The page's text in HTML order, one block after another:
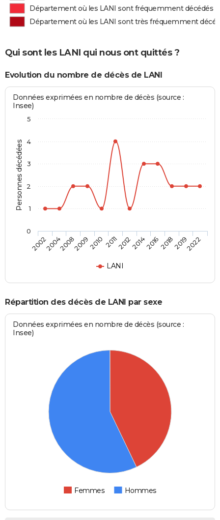
Département où les LANI sont fréquemment décédés
Département où les LANI sont très fréquemment
Qui sont les LANI qui nous ont quittés ?
Evolution du nombre de décès de LANI
Personnes décédées
Données exprimées en nombre de décès (source :
Insee)
LANI
20022004200820092010 2011201220142016201820192022
0
1
2
3
4
5
Répartition des décès de LANI par sexe
Données exprimées en nombre de décès (source :
Insee)
Femmes Hommes